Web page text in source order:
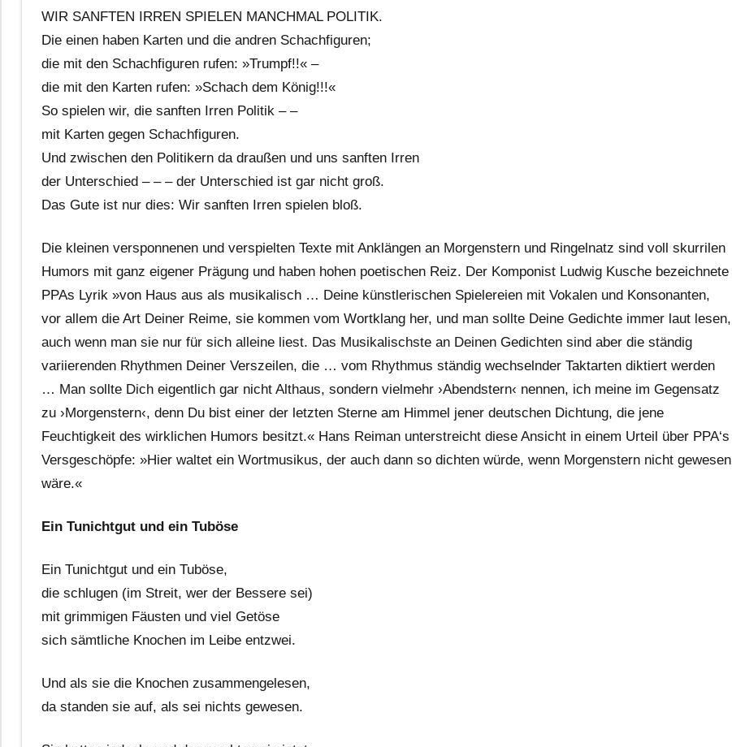
WIR SANFTEN IRREN SPIELEN MANCHMAL POLITIK.
Die einen haben Karten und die andren Schachfiguren;
die mit den Schachfiguren rufen: »Trumpf!!« –
die mit den Karten rufen: »Schach dem König!!!«
So spielen wir, die sanften Irren Politik – –
mit Karten gegen Schachfiguren.
Und zwischen den Politikern da draußen und uns sanften Irren
der Unterschied – – – der Unterschied ist gar nicht groß.
Das Gute ist nur dies: Wir sanften Irren spielen bloß.
Die kleinen versponnenen und verspielten Texte mit Anklängen an Morgenstern und Ringelnatz sind voll skurrilen
Humors mit ganz eigener Prägung und haben hohen poetischen Reiz. Der Komponist Ludwig Kusche bezeichnete
PPAs Lyrik »von Haus aus als musikalisch … Deine künstlerischen Spielereien mit Vokalen und Konsonanten,
vor allem die Art Deiner Reime, sie kommen vom Wortklang her, und man sollte Deine Gedichte immer laut lesen,
auch wenn man sie nur für sich alleine liest. Das Musikalischste an Deinen Gedichten sind aber die ständig
variierenden Rhythmen Deiner Verszeilen, die … vom Rhythmus ständig wechselnder Taktarten diktiert werden
… Man sollte Dich eigentlich gar nicht Althaus, sondern vielmehr ›Abendstern‹ nennen, ich meine im Gegensatz
zu ›Morgenstern‹, denn Du bist einer der letzten Sterne am Himmel jener deutschen Dichtung, die jene
Feuchtigkeit des wirklichen Humors besitzt.« Hans Reiman unterstreicht diese Ansicht in einem Urteil über PPA‘s
Versgeschöpfe: »Hier waltet ein Wortmusikus, der auch dann so dichten würde, wenn Morgenstern nicht gewesen
wäre.«
Ein Tunichtgut und ein Tuböse
Ein Tunichtgut und ein Tuböse,
die schlugen (im Streit, wer der Bessere sei)
mit grimmigen Fäusten und viel Getöse
sich sämtliche Knochen im Leibe entzwei.
Und als sie die Knochen zusammengelesen,
da standen sie auf, als sei nichts gewesen.